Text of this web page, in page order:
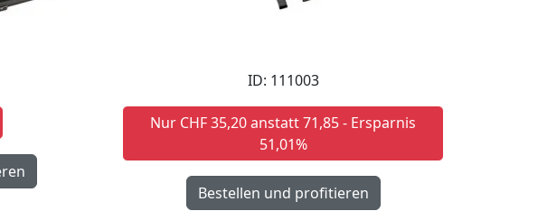
ID: 111003
Nur CHF 35,20 anstatt 71,85 - Ersparnis
51,01%